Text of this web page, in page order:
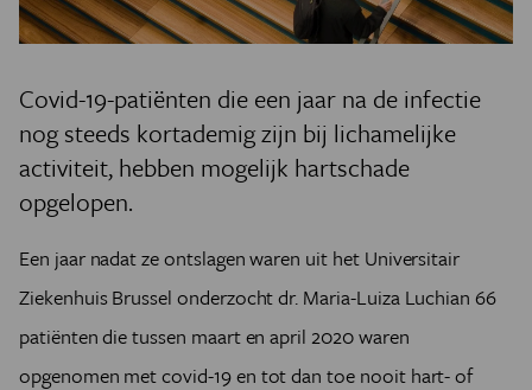
Covid-19-patiënten die een jaar na de infectie
nog steeds kortademig zijn bij lichamelijke
activiteit, hebben mogelijk hartschade
opgelopen.
Een jaar nadat ze ontslagen waren uit het Universitair
Ziekenhuis Brussel onderzocht dr. Maria-Luiza Luchian 66
patiënten die tussen maart en april 2020 waren
opgenomen met covid-19 en tot dan toe nooit hart- of